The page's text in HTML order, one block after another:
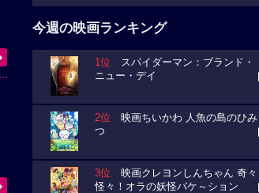
今週の映画ランキング
1位 スパイダーマン：ブランド・
ニュー・デイ
2位 映画ちいかわ 人魚の島のひみ
つ
3位 映画クレヨンしんちゃん 奇々
怪々！オラの妖怪バケ～ション